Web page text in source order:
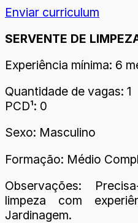
Enviar curriculum
SERVENTE DE
Experiência mínima: 6
Quantidade de vagas: 1
PCD¹: 0
Sexo: Masculino
Formação: Médio
Observações:
limpeza com
Jardinagem.